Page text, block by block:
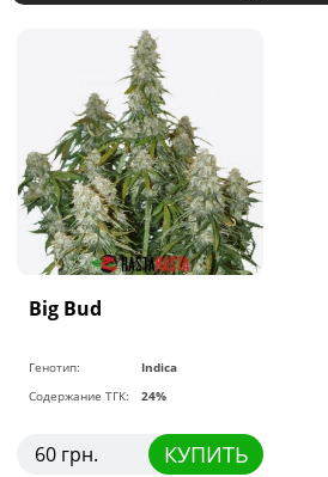
Big Bud
Генотип:
Indica
Содержание ТГК:
24%
60 грн. КУПИТЬ